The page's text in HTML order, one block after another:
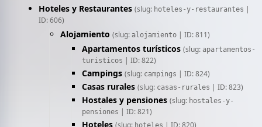
Hoteles y Restaurantes (slug: hoteles-y-restaurantes |
ID: 606)
Alojamiento (slug: alojamiento | ID: 811)
Apartamentos turísticos (slug: apartamentos-
turisticos | ID: 822)
Campings (slug: campings | ID: 824)
Casas rurales (slug: casas-rurales | ID: 823)
Hostales y pensiones (slug: hostales-y-
pensiones | ID: 821)
Hoteles (slug: hoteles | ID: 820)